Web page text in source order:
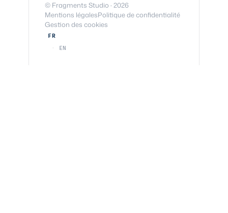
© Fragments Studio · 2026
Mentions légalesPolitique de confidentialité
Gestion des cookies
FR
EN